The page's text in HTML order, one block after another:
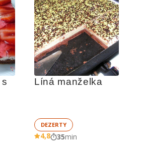
Líná manželka
DEZERTY
4,8 35min